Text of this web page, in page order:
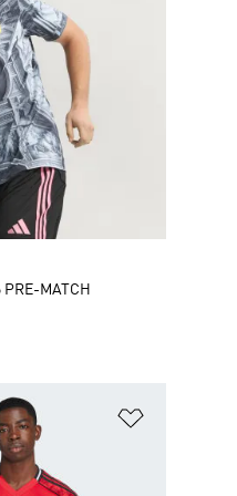
PRE-MATCH